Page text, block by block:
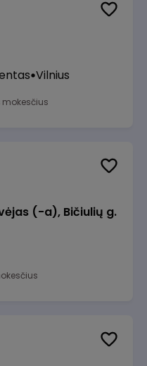
Vilnius
mokesčius
(-a), Bičiulių g.